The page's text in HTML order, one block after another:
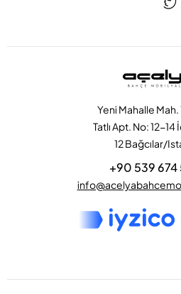
Yeni Mahalle Mah.
Tatlı Apt. No: 12-14
12 Bağcılar/
+90 539 674